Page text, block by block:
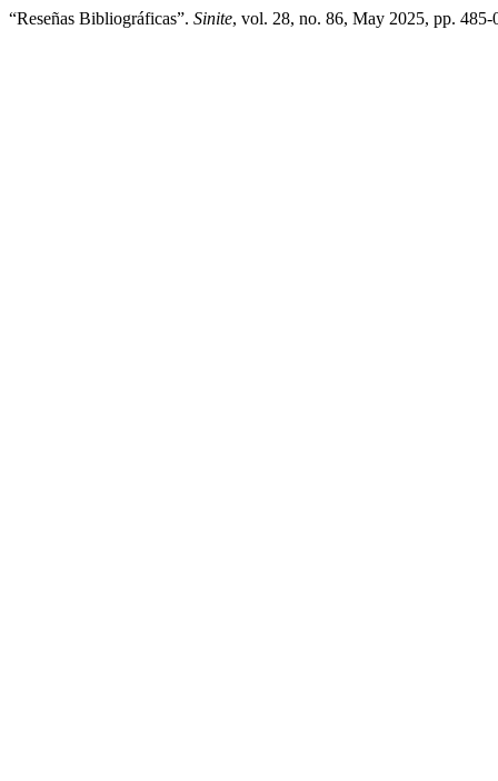
“Reseñas Bibliográficas”. Sinite, vol. 28, no. 86, May 2025, pp.